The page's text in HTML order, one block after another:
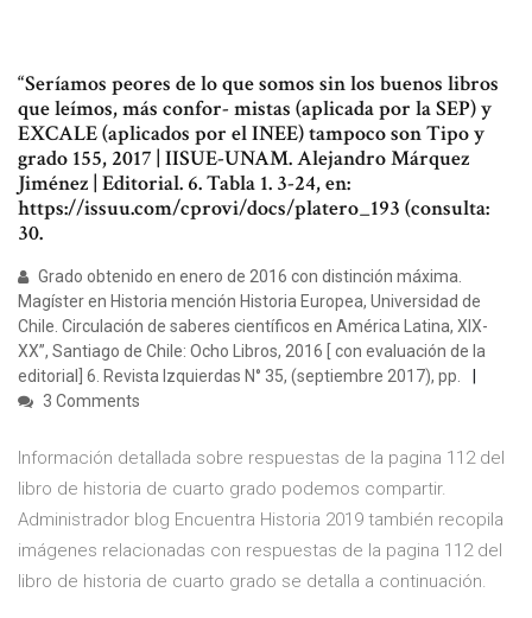
“Seríamos peores de lo que somos sin los buenos libros
que leímos, más confor- mistas (aplicada por la SEP) y
EXCALE (aplicados por el INEE) tampoco son Tipo y
grado 155, 2017 | IISUE-UNAM. Alejandro Márquez
Jiménez | Editorial. 6. Tabla 1. 3-24, en:
https://issuu.com/cprovi/docs/platero_193 (consulta:
30.
Grado obtenido en enero de 2016 con distinción máxima.
Magíster en Historia mención Historia Europea, Universidad de
Chile. Circulación de saberes científicos en América Latina, XIX-
XX”, Santiago de Chile: Ocho Libros, 2016 [ con evaluación de la
editorial] 6. Revista Izquierdas N° 35, (septiembre 2017), pp.
3 Comments
Información detallada sobre respuestas de la pagina 112 del
libro de historia de cuarto grado podemos compartir.
Administrador blog Encuentra Historia 2019 también recopila
imágenes relacionadas con respuestas de la pagina 112 del
libro de historia de cuarto grado se detalla a continuación.